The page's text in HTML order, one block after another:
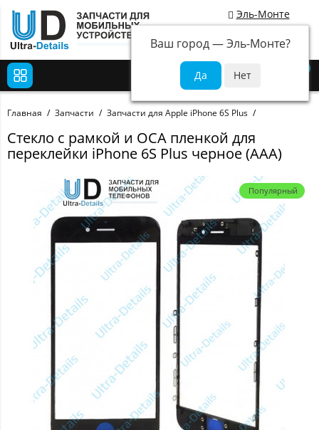
Эль-Монте
Ваш город —Эль-Монте?
Главная Запчасти Запчасти для Apple iPhone 6S Plus
Стекло с рамкой и OCA пленкой для
переклейки iPhone 6S Plus черное (ААА)
Популярный